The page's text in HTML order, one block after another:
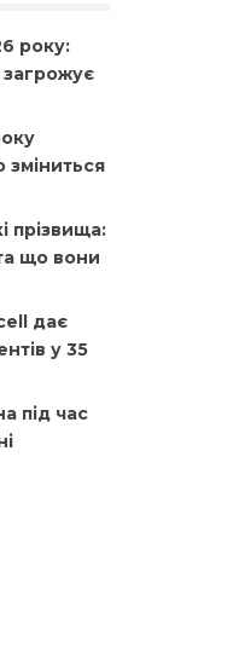
року:
зміниться
прізвища:
що вони
дає
у 35
під час